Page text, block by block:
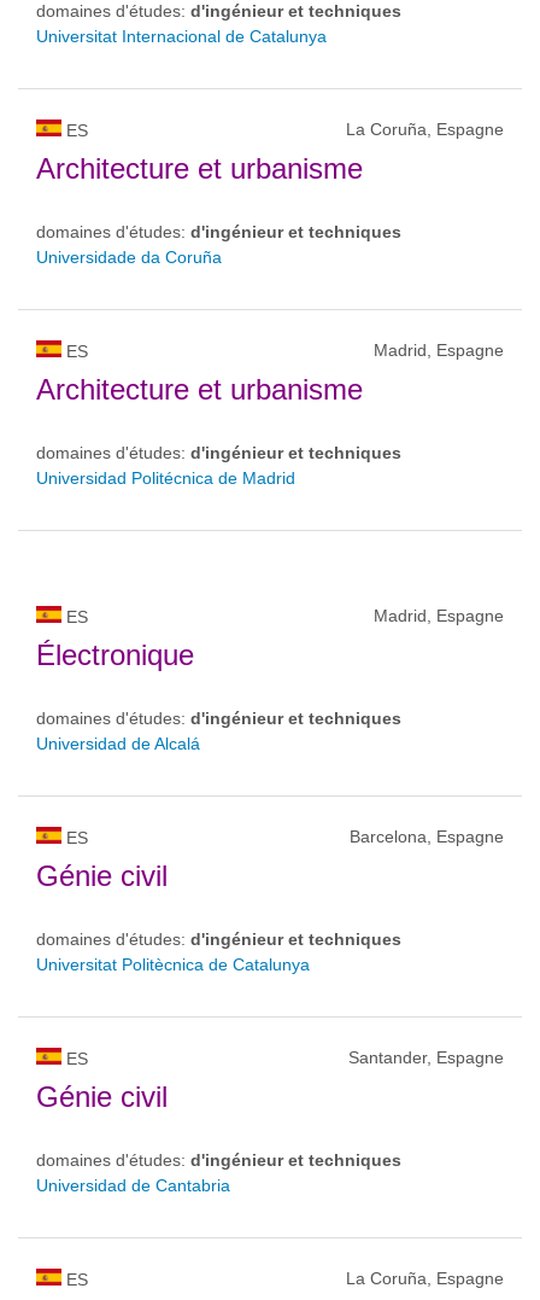
domaines d'études: d'ingénieur et techniques
Universitat Internacional de Catalunya
ES La Coruña, Espagne
Architecture et urbanisme
domaines d'études: d'ingénieur et techniques
Universidade da Coruña
ES Madrid, Espagne
Architecture et urbanisme
domaines d'études: d'ingénieur et techniques
Universidad Politécnica de Madrid
ES Madrid, Espagne
Électronique
domaines d'études: d'ingénieur et techniques
Universidad de Alcalá
ES Barcelona, Espagne
Génie civil
domaines d'études: d'ingénieur et techniques
Universitat Politècnica de Catalunya
ES Santander, Espagne
Génie civil
domaines d'études: d'ingénieur et techniques
Universidad de Cantabria
ES La Coruña, Espagne